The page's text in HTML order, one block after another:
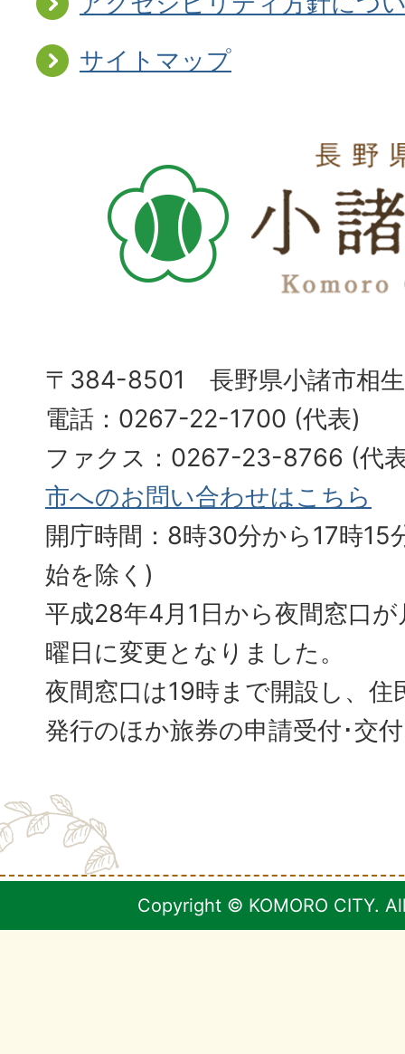
サイトマップ
〒384-8501 長野県小諸市相
電話：0267-22-1700 (代表)
ファクス：0267-23-8766 (
市へのお問い合わせはこちら
開庁時間：8時30分から17時15
始を除く)
平成28年4月1日から夜間窓口
曜日に変更となりました。
夜間窓口は19時まで開設し、住
発行のほか旅券の申請受付･交
Copyright © KOMORO CITY.